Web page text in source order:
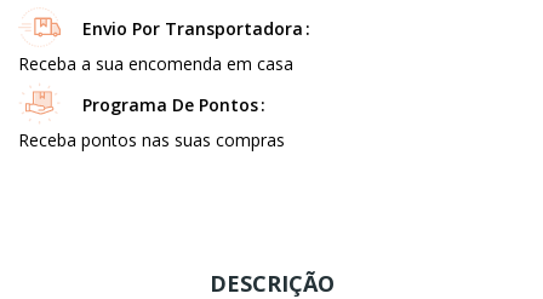
Envio Por Transportadora
Receba a sua encomenda em casa
Programa De Pontos
Receba pontos nas suas compras
DESCRIÇÃO